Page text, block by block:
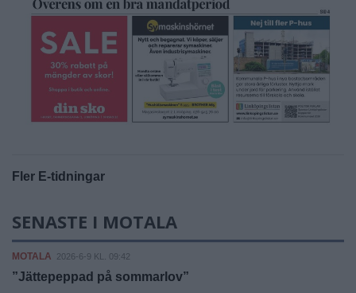
Fler E-tidningar
SENASTE I MOTALA
MOTALA 2026-6-9 KL. 09:42
”Jättepeppad på sommarlov”